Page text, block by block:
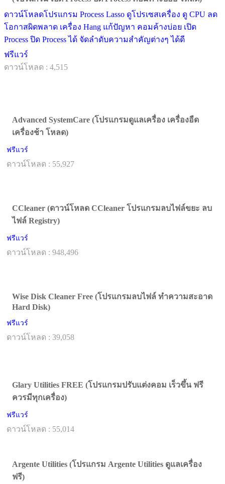
ดาวน์โหลดโปรแกรม Process Lasso ดูโปรเซสเครื่อง ดู CPU ลด
โอกาสผิดพลาด เครื่อง Hang แก้ปัญหา คอมค้างบ่อย เปิด
Process ปิด Process ได้ จัดลำดับความสำคัญต่างๆ ได้ดี
ฟรีแวร์
ดาวน์โหลด : 4,515
Advanced SystemCare (โปรแกรมดูแลเครื่อง เครื่องอืด
เครื่องช้า โหลด)
ฟรีแวร์
ดาวน์โหลด : 55,927
CCleaner (ดาวน์โหลด CCleaner โปรแกรมลบไฟล์ขยะ ลบ
ไฟล์ Registry)
ฟรีแวร์
ดาวน์โหลด : 948,496
Wise Disk Cleaner Free (โปรแกรมลบไฟล์ ทำความสะอาด
Hard Disk)
ฟรีแวร์
ดาวน์โหลด : 39,058
Glary Utilities FREE (โปรแกรมปรับแต่งคอม เร็วขึ้น ฟรี
ควรมีทุกเครื่อง)
ฟรีแวร์
ดาวน์โหลด : 55,014
Argente Utilities (โปรแกรม Argente Utilities ดูแลเครื่อง
ฟรี)